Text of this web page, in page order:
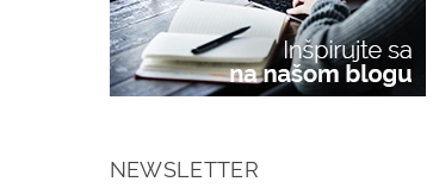
NEWSLETTER